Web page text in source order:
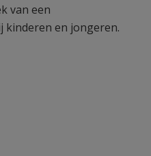
van een
en jongeren.